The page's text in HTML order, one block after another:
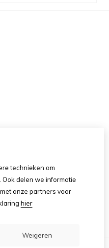
technieken om
delen we informatie
onze partners voor
hier
Weigeren